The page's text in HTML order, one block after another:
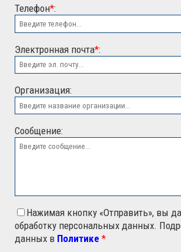
ООО "ЭСК"
Телефон*:
Электронная почта*:
Организация:
Сообщение:
Нажимая кнопку «Отправить», вы
обработку персональных данных.
данных в Политике *